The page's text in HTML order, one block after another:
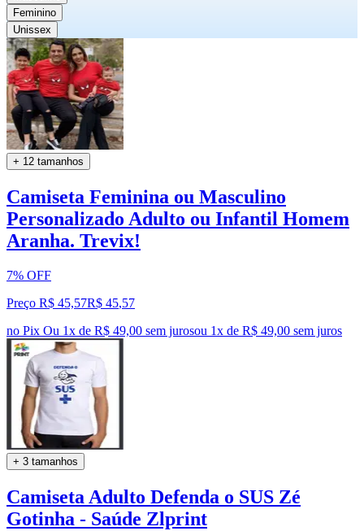
Feminino
Unissex
+ 12 tamanhos
Camiseta Feminina ou Masculino
Personalizado Adulto ou Infantil Homem
Aranha. Trevix!
7% OFF
Preço R$ 45,57R$ 45,57
no Pix Ou 1x de R$ 49,00 sem jurosou 1x de R$ 49,00 sem juros
+ 3 tamanhos
Camiseta Adulto Defenda o SUS Zé
Gotinha - Saúde Zlprint